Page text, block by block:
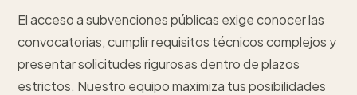
El acceso a subvenciones públicas exige conocer las
convocatorias, cumplir requisitos técnicos complejos y
presentar solicitudes rigurosas dentro de plazos
estrictos. Nuestro equipo maximiza tus posibilidades